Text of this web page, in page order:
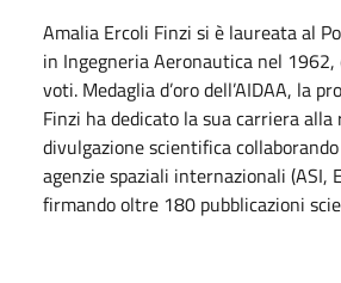
Amalia Ercoli Finzi si è laureata al
in Ingegneria Aeronautica nel 1962,
voti. Medaglia d’oro dell’AIDAA, la
Finzi ha dedicato la sua carriera alla
divulgazione scientifica
agenzie spaziali internazionali (ASI,
firmando oltre 180 pubblicazioni